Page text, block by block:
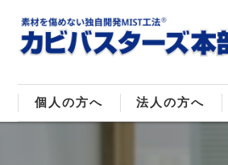
個人の方へ 法人の方へ